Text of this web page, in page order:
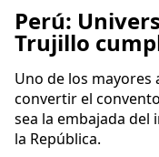
Perú:
Trujillo
Uno de los mayores
convertir el
sea la embajada
la República.